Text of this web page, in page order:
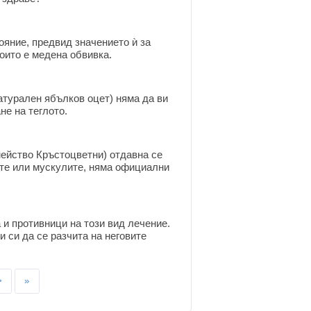
предвид значението ѝ за
е медена обвивка.
ябълков оцет) няма да ви
на теглото.
Кръстоцветни) отдавна се
или мускулите, няма официални
противници на този вид лечение.
да се разчита на неговите
»